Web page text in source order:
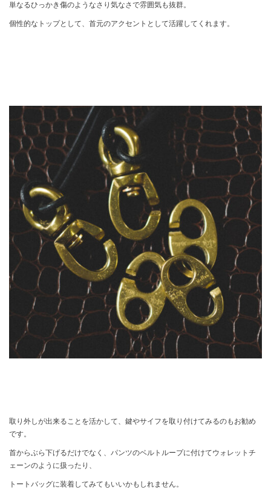
単なるひっかき傷のようなさり気なさで雰囲気も抜群。
個性的なトップとして、首元のアクセントとして活躍してくれます。
取り外しが出来ることを活かして、鍵やサイフを取り付けてみるのもお勧め
です。
首からぶら下げるだけでなく、パンツのベルトループに付けてウォレットチ
ェーンのように扱ったり、
トートバッグに装着してみてもいいかもしれません。